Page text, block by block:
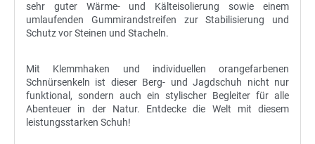
sehr guter Wärme- und Kälteisolierung sowie einem
umlaufenden Gummirandstreifen zur Stabilisierung und
Schutz vor Steinen und Stacheln.
Mit Klemmhaken und individuellen orangefarbenen
Schnürsenkeln ist dieser Berg- und Jagdschuh nicht nur
funktional, sondern auch ein stylischer Begleiter für alle
Abenteuer in der Natur. Entdecke die Welt mit diesem
leistungsstarken Schuh!